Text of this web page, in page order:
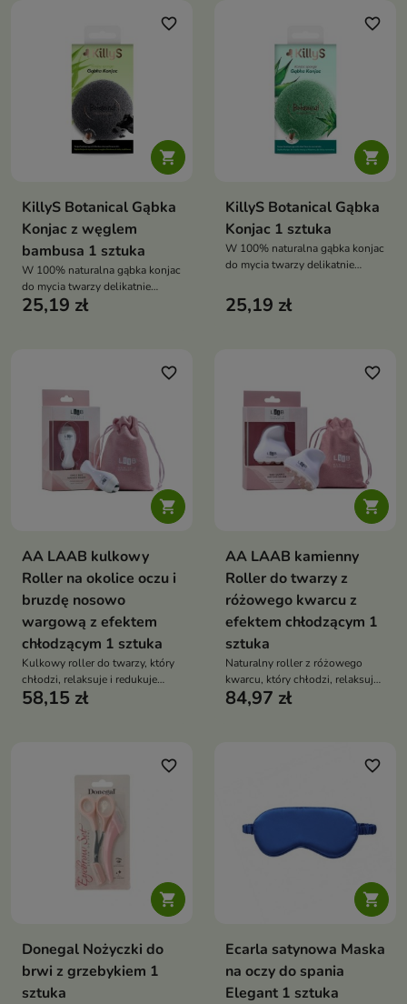

favorite_border
KillyS Botanical Gąbka
Konjac z węglem
bambusa 1 sztuka
W 100% naturalna gąbka konjac
do mycia twarzy delikatnie
oczyszcza skórę, usuwa makijaż,
powodując uczucia dyskomfortu
miękką i matową
25,19 zł

favorite_border
KillyS Botanical Gąbka
Konjac 1 sztuka
W 100% naturalna gąbka konjac
do mycia twarzy delikatnie
nadmiar sebum i martwe
komórki naskórka
25,19 zł

favorite_border
AA LAAB kulkowy
Roller na okolice oczu i
bruzdę nosowo
wargową z efektem
chłodzącym 1 sztuka
Kulkowy roller do twarzy, który
chłodzi, relaksuje i redukuje
oznaki zmęczenia, przywracając
58,15 zł

favorite_border
AA LAAB kamienny
Roller do twarzy z
różowego kwarcu z
efektem chłodzącym 1
sztuka
Naturalny roller z różowego
kwarcu, który chłodzi, relaksuje i
poprawia wygląd skóry poprzez
84,97 zł

favorite_border
Donegal Nożyczki do
brwi z grzebykiem 1
sztuka

favorite_border
Ecarla satynowa Maska
na oczy do spania
Elegant 1 sztuka